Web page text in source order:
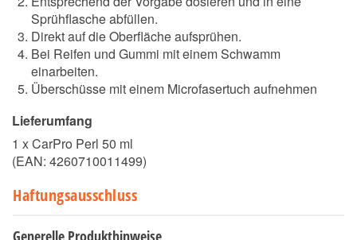
Sprühflasche abfüllen.
Direkt auf die Oberfläche aufsprühen.
Bei Reifen und Gummi mit einem Schwamm
einarbeiten.
Überschüsse mit einem Microfasertuch aufnehmen
Lieferumfang
1 x CarPro Perl 50 ml
(EAN: 4260710011499)
Haftungsausschluss
Generelle Produkthinweise